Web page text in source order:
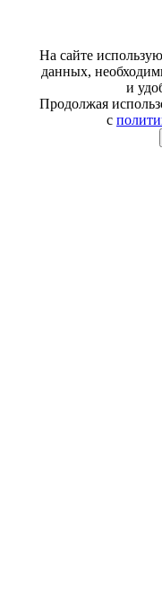
На сайте
данных,
и
Продолжая
с